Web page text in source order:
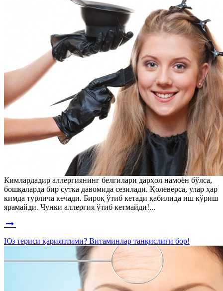
Кимлардадир аллергиянинг белгилари дарҳол намоён бўлса,
бошқаларда бир сутка давомида сезилади. Қолеверса, улар ҳар
кимда турлича кечади. Бироқ ўтиб кетади қабилида иш кўриш
ярамайди. Чунки аллергия ўтиб кетмайди!...
Юз териси қарияптими? Витаминлар танқислиги бор!